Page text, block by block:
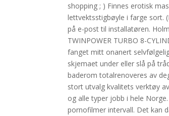
shopping ; ) Finnes erotisk
lettvektsstigbøyle i farge sort.
på e-post til installatøren.
TWINPOWER TURBO 8-
fanget mitt onanert
skjemaet under eller slå på
baderom totalrenoveres av
stort utvalg kvalitets verktøy
og alle typer jobb i hele
pornofilmer intervall. Det kan